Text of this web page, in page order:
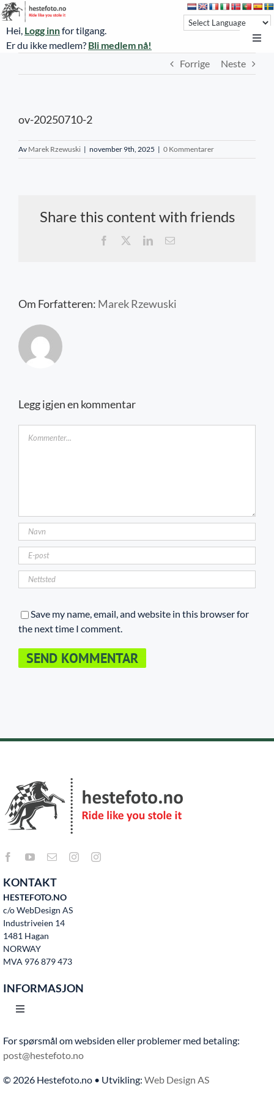
Skip
to
content
Hei, Logg innfor tilgang.
Er du ikke medlem? Bli medlem nå!
Øvrevoll treningsdager
NoARK
Forrige Neste
ov-20250710-2
Av Marek Rzewuski | november 9th, 2025 | 0 Kommentarer
Share this content with friends
Facebook LinkedIn
E-
Om Forfatteren: Marek Rzewuski
Legg igjen en kommentar
Save my name, email, and website in this browser for
the next time I comment.
KONTAKT
HESTEFOTO.NO
c/o WebDesign AS
Industriveien 14
1481 Hagan
NORWAY
MVA 976 879 473
INFORMASJON
Toggle
Hjem
Bruksvilkår
For spørsmål om websiden eller problemer med betaling:
post@hestefoto.no
© 2026 Hestefoto.no • Utvikling: Web Design AS